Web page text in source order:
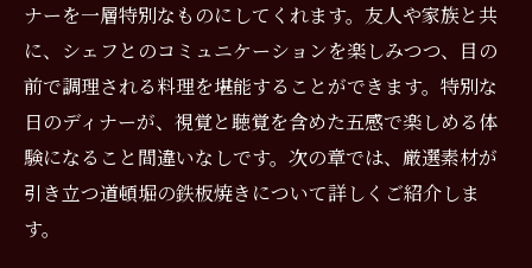
ナーを一層特別なものにしてくれます。友人や家族と共
に、シェフとのコミュニケーションを楽しみつつ、目の
前で調理される料理を堪能することができます。特別な
日のディナーが、視覚と聴覚を含めた五感で楽しめる体
験になること間違いなしです。次の章では、厳選素材が
引き立つ道頓堀の鉄板焼きについて詳しくご紹介しま
す。